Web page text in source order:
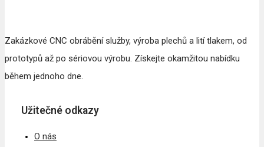
Zakázkové CNC obrábění služby, výroba plechů a lití tlakem, od
prototypů až po sériovou výrobu. Získejte okamžitou nabídku
během jednoho dne.
Užitečné odkazy
O nás